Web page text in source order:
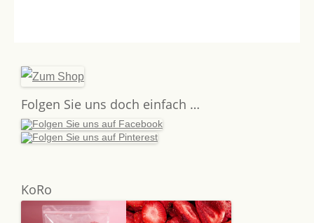
Folgen Sie uns doch einfach …
KoRo